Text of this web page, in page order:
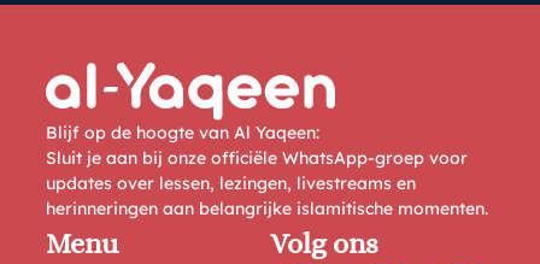
Blijf op de hoogte van Al Yaqeen:
Sluit je aan bij onze officiële WhatsApp-groep voor
updates over lessen, lezingen, livestreams en
herinneringen aan belangrijke islamitische momenten.
Menu Volg ons